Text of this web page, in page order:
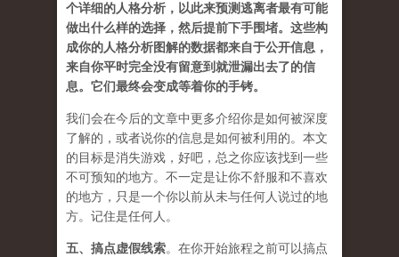
个详细的人格分析，以此来预测逃离者最有可能
做出什么样的选择，然后提前下手围堵。这些构
成你的人格分析图解的数据都来自于公开信息，
来自你平时完全没有留意到就泄漏出去了的信
息。它们最终会变成等着你的手铐。
我们会在今后的文章中更多介绍你是如何被深度
了解的，或者说你的信息是如何被利用的。本文
的目标是消失游戏，好吧，总之你应该找到一些
不可预知的地方。不一定是让你不舒服和不喜欢
的地方，只是一个你以前从未与任何人说过的地
方。记住是任何人。
五、 搞点虚假线索。在你开始旅程之前可以搞点